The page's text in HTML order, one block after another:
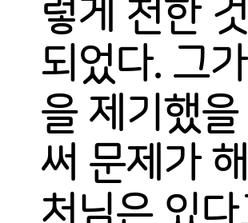
렇게 천한
되었다. 그
을 제기했을
써 문제가
처님은 있